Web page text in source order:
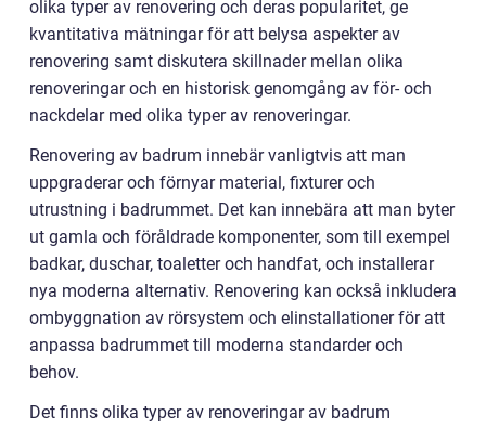
olika typer av renovering och deras popularitet, ge
kvantitativa mätningar för att belysa aspekter av
renovering samt diskutera skillnader mellan olika
renoveringar och en historisk genomgång av för- och
nackdelar med olika typer av renoveringar.
Renovering av badrum innebär vanligtvis att man
uppgraderar och förnyar material, fixturer och
utrustning i badrummet. Det kan innebära att man byter
ut gamla och föråldrade komponenter, som till exempel
badkar, duschar, toaletter och handfat, och installerar
nya moderna alternativ. Renovering kan också inkludera
ombyggnation av rörsystem och elinstallationer för att
anpassa badrummet till moderna standarder och
behov.
Det finns olika typer av renoveringar av badrum